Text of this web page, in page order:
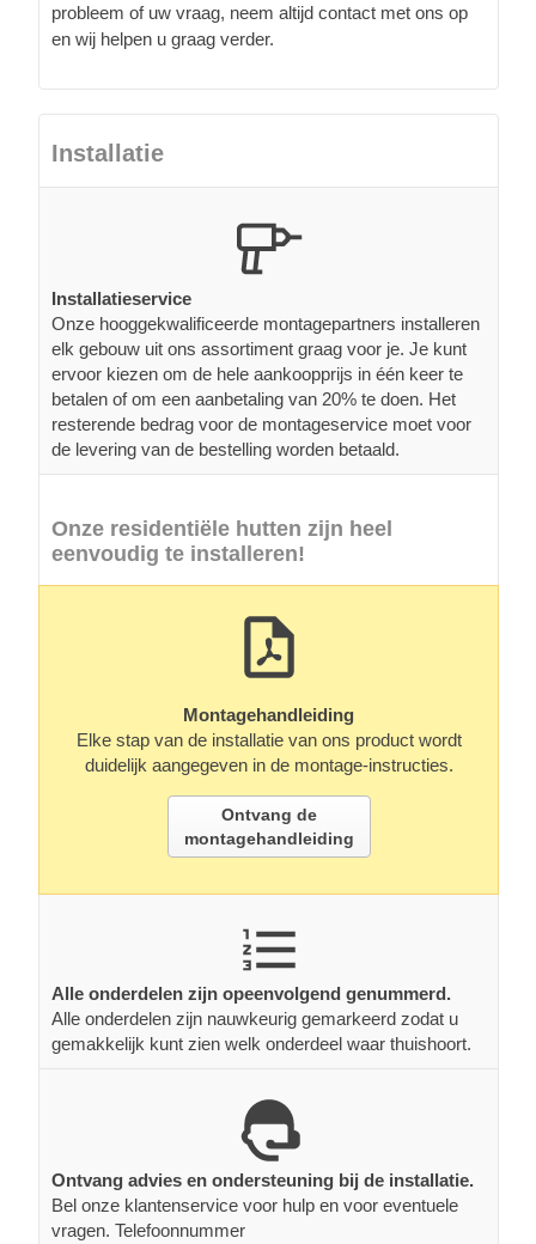
probleem of uw vraag, neem altijd contact met ons op
en wij helpen u graag verder.
Installatie
Installatieservice
Onze hooggekwalificeerde montagepartners installeren
elk gebouw uit ons assortiment graag voor je. Je kunt
ervoor kiezen om de hele aankoopprijs in één keer te
betalen of om een aanbetaling van 20% te doen. Het
resterende bedrag voor de montageservice moet voor
de levering van de bestelling worden betaald.
Onze residentiële hutten zijn heel
eenvoudig te installeren!
Montagehandleiding
Elke stap van de installatie van ons product wordt
duidelijk aangegeven in de montage-instructies.
Ontvang de
montagehandleiding
Alle onderdelen zijn opeenvolgend genummerd.
Alle onderdelen zijn nauwkeurig gemarkeerd zodat u
gemakkelijk kunt zien welk onderdeel waar thuishoort.
Ontvang advies en ondersteuning bij de installatie.
Bel onze klantenservice voor hulp en voor eventuele
vragen. Telefoonnummer